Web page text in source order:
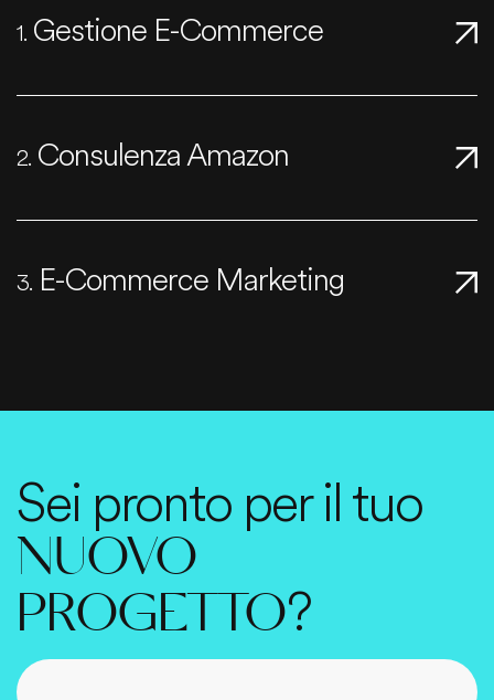
1. Gestione E-Commerce
2. Consulenza Amazon
3. E-Commerce Marketing
Sei pronto per il tuo
NUOVO
PROGETTO?